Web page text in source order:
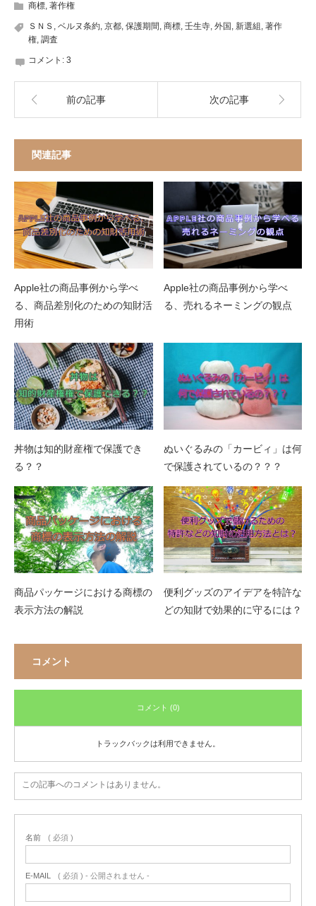
商標, 著作権
ＳＮＳ , ベルヌ条約, 京都, 保護期間 , 商標, 壬生寺, 外国 , 新選組 , 著作
権, 調査
コメント: 3
前の記事 次の記事
関連記事
Apple社の商品事例から学べ
る、商品差別化のための知財活
用術
Apple社の商品事例から学べ
る、売れるネーミングの観点
丼物は知的財産権で保護でき
る？？
ぬいぐるみの「カービィ」は何
で保護されているの？？？
商品パッケージにおける商標の
表示方法の解説
便利グッズのアイデアを特許な
どの知財で効果的に守るには？
コメント
コメント (0)
トラックバックは利用できません。
この記事へのコメントはありません。
名前 ( 必須 )
E-MAIL ( 必須 ) - 公開されません -